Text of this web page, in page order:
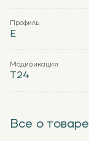
Профиль
Е
Модификация
Т24
Все о товаре